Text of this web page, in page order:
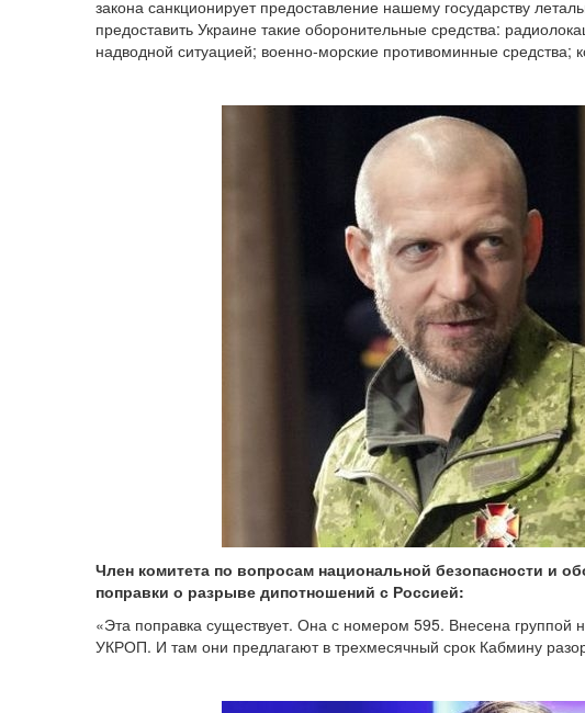
закона санкционирует предоставление нашему государству
предоставить Украине такие оборонительные средства:
надводной ситуацией; военно-морские противоминные средства;
Член комитета по вопросам национальной безопасности и
поправки о разрыве дипотношений с Россией:
«Эта поправка существует. Она с номером 595. Внесена группой
УКРОП. И там они предлагают в трехмесячный срок Кабмину